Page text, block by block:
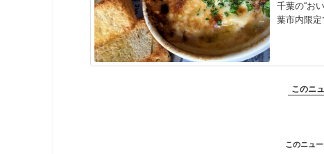
千葉の“お
葉市内限
このニ
このニュ